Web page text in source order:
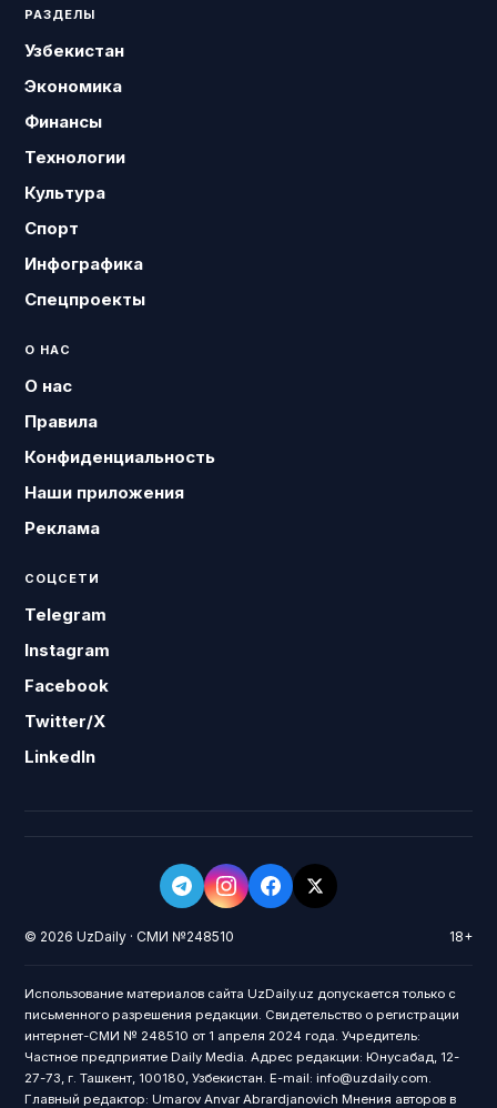
РАЗДЕЛЫ
Узбекистан
Экономика
Финансы
Технологии
Культура
Спорт
Инфографика
Спецпроекты
О НАС
О нас
Правила
Конфиденциальность
Наши приложения
Реклама
СОЦСЕТИ
Telegram
Instagram
Facebook
Twitter/X
LinkedIn
© 2026 UzDaily · СМИ №248510 18+
Использование материалов сайта UzDaily.uz допускается только с
письменного разрешения редакции. Свидетельство о регистрации
интернет-СМИ № 248510 от 1 апреля 2024 года. Учредитель:
Частное предприятие Daily Media. Адрес редакции: Юнусабад, 12-
27-73, г. Ташкент, 100180, Узбекистан. E-mail: info@uzdaily.com.
Главный редактор: Umarov Anvar Abrardjanovich Мнения авторов в